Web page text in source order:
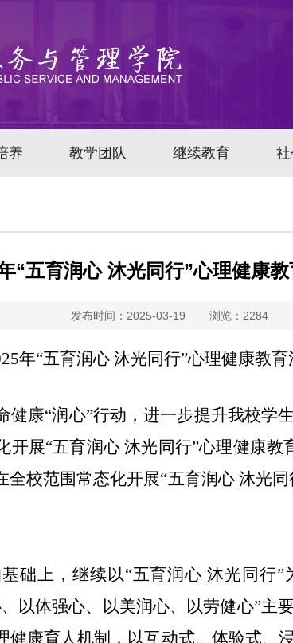
养 教学团队 继续教育
“五育润心 沐光同行”心理健康
发布时间：2025-03-19 浏览：2284
年“五育润心 沐光同行”心理健康教
健康“润心”行动，进一步提升我校学
开展“五育润心 沐光同行”心理健康教
校范围常态化开展“五育润心 沐光
础上，继续以“五育润心 沐光同行
以体强心、以美润心、以劳健心”主
康育人机制，以互动式、体验式、